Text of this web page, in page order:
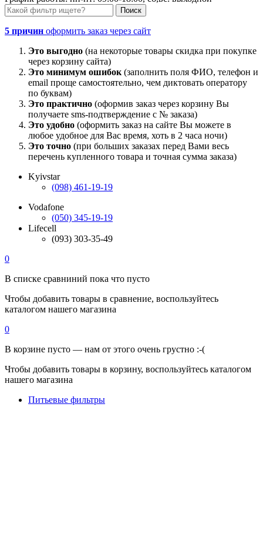
5 причин оформить заказ через сайт
Это выгодно (на некоторые товары скидка при покупке
через корзину сайта)
Это минимум ошибок (заполнить поля ФИО, телефон и
email проще самостоятельно, чем диктовать оператору
по буквам)
Это практично (оформив заказ через корзину Вы
получаете sms-подтверждение с № заказа)
Это удобно (оформить заказ на сайте Вы можете в
любое удобное для Вас время, хоть в 2 часа ночи)
Это точно (при больших заказах перед Вами весь
перечень купленного товара и точная сумма заказа)
Kyivstar
(098) 461-19-19
Vodafone
(050) 345-19-19
Lifecell
(093) 303-35-49
0
В списке сравниний пока что пусто
Чтобы добавить товары в сравнение, воспользуйтесь
каталогом нашего магазина
0
В корзине пусто — нам от этого очень грустно :-(
Чтобы добавить товары в корзину, воспользуйтесь каталогом
нашего магазина
Питьевые фильтры